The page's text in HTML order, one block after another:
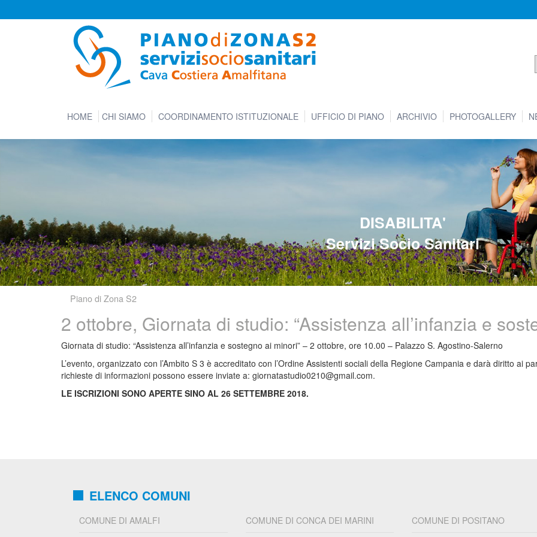
HOME CHI SIAMO COORDINAMENTO ISTITUZIONALE UFFICIO DI PIANO ARCHIVIO PHOTOGALLERY
DISABILITA'
Servizi Socio Sanitari
Piano di Zona S2
2 ottobre, Giornata di studio: “Assistenza all’infanzia e
Giornata di studio: “Assistenza all’infanzia e sostegno ai minori” – 2 ottobre, ore 10.00 – Palazzo S. Agostino-Salerno
L’evento, organizzato con l’Ambito S 3 è accreditato con l’Ordine Assistenti sociali della Regione Campania e darà diritto ai
richieste di informazioni possono essere inviate a: giornatastudio0210@gmail.com.
LE ISCRIZIONI SONO APERTE SINO AL 26 SETTEMBRE 2018.
ELENCO COMUNI
COMUNE DI AMALFI COMUNE DI CONCA DEI MARINI COMUNE DI POSITANO